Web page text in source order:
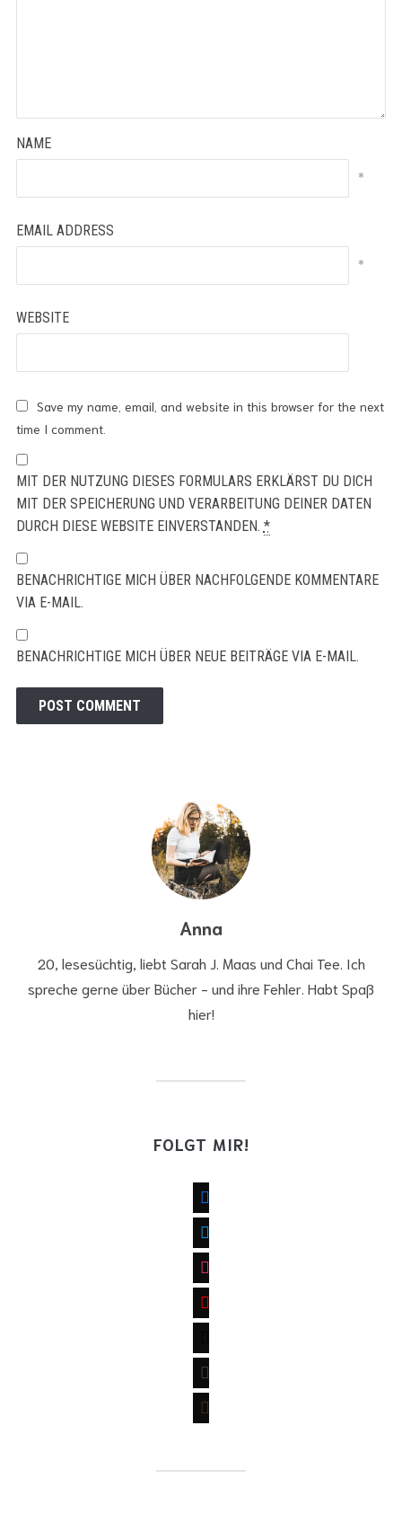
NAME
*
EMAIL ADDRESS
*
WEBSITE
Save my name, email, and website in this browser for the next
time I comment.
MIT DER NUTZUNG DIESES FORMULARS ERKLÄRST DU DICH
MIT DER SPEICHERUNG UND VERARBEITUNG DEINER DATEN
DURCH DIESE WEBSITE EINVERSTANDEN. *
BENACHRICHTIGE MICH ÜBER NACHFOLGENDE KOMMENTARE
VIA E-MAIL.
BENACHRICHTIGE MICH ÜBER NEUE BEITRÄGE VIA E-MAIL.
Anna
20, lesesüchtig, liebt Sarah J. Maas und Chai Tee. Ich
spreche gerne über Bücher - und ihre Fehler. Habt Spaß
hier!
FOLGT MIR!
facebook
twitter
instagram
youtube
wordpress
goodreads